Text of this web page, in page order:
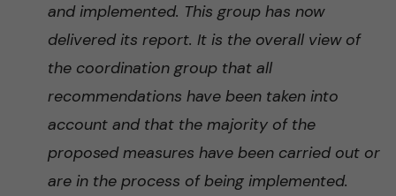
i
e
d
and implemented. This group has now
delivered its report. It is the overall view of
the coordination group that all
recommendations have been taken into
account and that the majority of the
proposed measures have been carried out or
are in the process of being implemented.